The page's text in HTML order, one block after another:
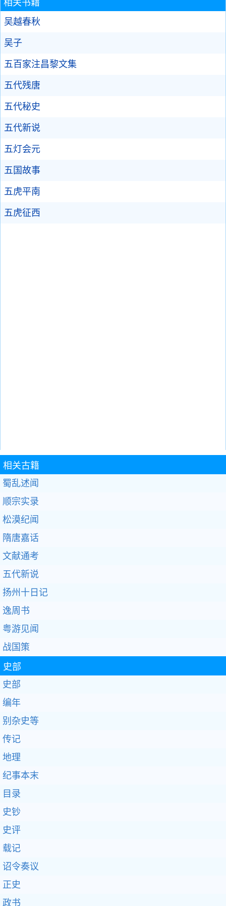
相关书籍
吴越春秋
吴子
五百家注昌黎文集
五代残唐
五代秘史
五代新说
五灯会元
五国故事
五虎平南
五虎征西
相关古籍
蜀乱述闻
顺宗实录
松漠纪闻
隋唐嘉话
文献通考
五代新说
扬州十日记
逸周书
粤游见闻
战国策
史部
史部
编年
别杂史等
传记
地理
纪事本末
目录
史钞
史评
载记
诏令奏议
正史
政书